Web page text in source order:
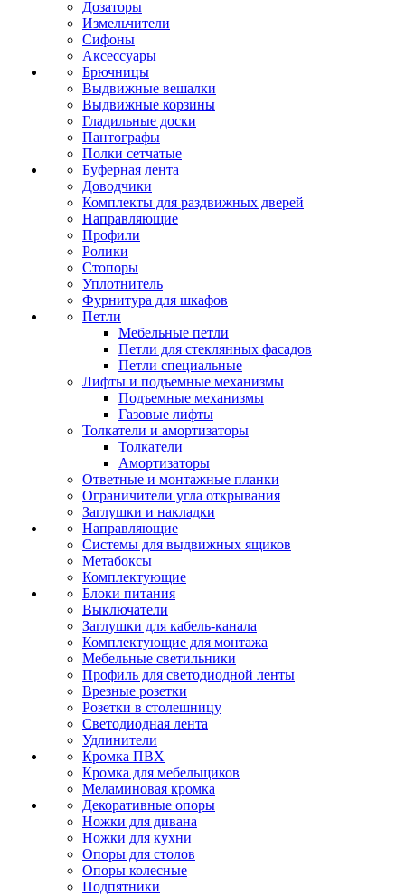
Дозаторы
Измельчители
Сифоны
Аксессуары
Брючницы
Выдвижные вешалки
Выдвижные корзины
Гладильные доски
Пантографы
Полки сетчатые
Буферная лента
Доводчики
Комплекты для раздвижных дверей
Направляющие
Профили
Ролики
Стопоры
Уплотнитель
Фурнитура для шкафов
Петли
Мебельные петли
Петли для стеклянных фасадов
Петли специальные
Лифты и подъемные механизмы
Подъемные механизмы
Газовые лифты
Толкатели и амортизаторы
Толкатели
Амортизаторы
Ответные и монтажные планки
Ограничители угла открывания
Заглушки и накладки
Направляющие
Системы для выдвижных ящиков
Метабоксы
Комплектующие
Блоки питания
Выключатели
Заглушки для кабель-канала
Комплектующие для монтажа
Мебельные светильники
Профиль для светодиодной ленты
Врезные розетки
Розетки в столешницу
Светодиодная лента
Удлинители
Кромка ПВХ
Кромка для мебельщиков
Меламиновая кромка
Декоративные опоры
Ножки для дивана
Ножки для кухни
Опоры для столов
Опоры колесные
Подпятники